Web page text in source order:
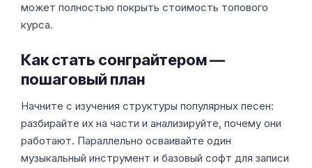
может полностью покрыть стоимость топового
курса.
Как стать сонграйтером —
пошаговый план
Начните с изучения структуры популярных песен:
разбирайте их на части и анализируйте, почему они
работают. Параллельно осваивайте один
музыкальный инструмент и базовый софт для записи